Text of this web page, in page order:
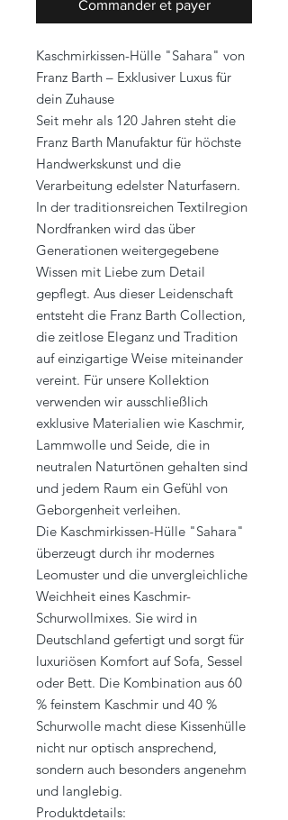
Commander et payer
Kaschmirkissen-Hülle "Sahara" von
Franz Barth – Exklusiver Luxus für
dein Zuhause
Seit mehr als 120 Jahren steht die
Franz Barth Manufaktur für höchste
Handwerkskunst und die
Verarbeitung edelster Naturfasern.
In der traditionsreichen Textilregion
Nordfranken wird das über
Generationen weitergegebene
Wissen mit Liebe zum Detail
gepflegt. Aus dieser Leidenschaft
entsteht die Franz Barth Collection,
die zeitlose Eleganz und Tradition
auf einzigartige Weise miteinander
vereint. Für unsere Kollektion
verwenden wir ausschließlich
exklusive Materialien wie Kaschmir,
Lammwolle und Seide, die in
neutralen Naturtönen gehalten sind
und jedem Raum ein Gefühl von
Geborgenheit verleihen.
Die Kaschmirkissen-Hülle "Sahara"
überzeugt durch ihr modernes
Leomuster und die unvergleichliche
Weichheit eines Kaschmir-
Schurwollmixes. Sie wird in
Deutschland gefertigt und sorgt für
luxuriösen Komfort auf Sofa, Sessel
oder Bett. Die Kombination aus 60
% feinstem Kaschmir und 40 %
Schurwolle macht diese Kissenhülle
nicht nur optisch ansprechend,
sondern auch besonders angenehm
und langlebig.
Produktdetails: